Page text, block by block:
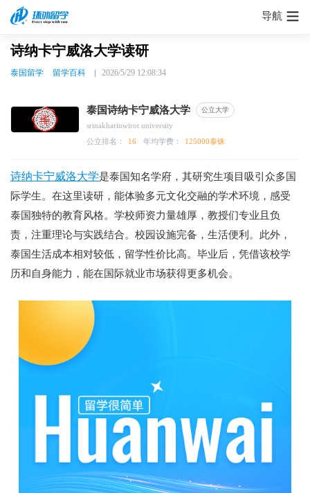
导航
诗纳卡宁威洛大学读研
泰国留学 留学百科 2026/5/29 12:08:34
泰国诗纳卡宁威洛大学 公立大学
srinakharinwirot university
公立排名：
16 年均学费： 125000泰铢
诗纳卡宁威洛大学是泰国知名学府，其研究生项目吸引众多国
际学生。在这里读研，能体验多元文化交融的学术环境，感受
泰国独特的教育风格。学校师资力量雄厚，教授们专业且负
责，注重理论与实践结合。校园设施完备，生活便利。此外，
泰国生活成本相对较低，留学性价比高。毕业后，凭借该校学
历和自身能力，能在国际就业市场获得更多机会。